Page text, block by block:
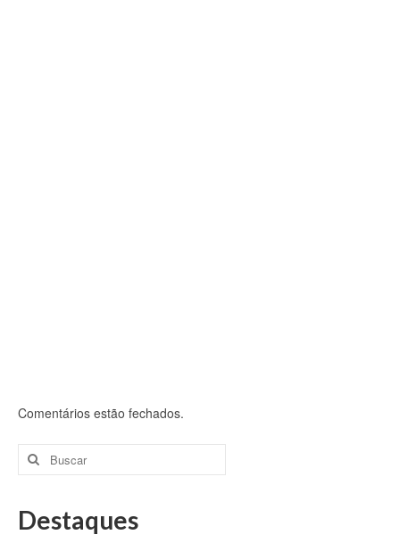
Comentários estão fechados.
Buscar
por:
Destaques